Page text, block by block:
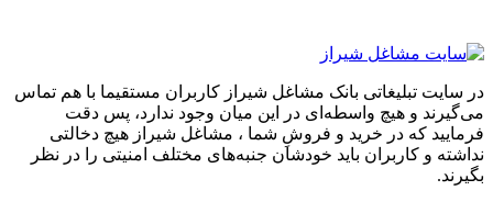
در سایت تبلیغاتی بانک مشاغل شیراز کاربران مستقیما با هم تماس
می‌گیرند و هیچ واسطه‌ای در این میان وجود ندارد، پس دقت
فرمایید که در خرید و فروشِ شما ، مشاغل شیراز هیچ دخالتی
نداشته و کاربران باید خودشان جنبه‌های مختلف امنیتی را در نظر
بگیرند.